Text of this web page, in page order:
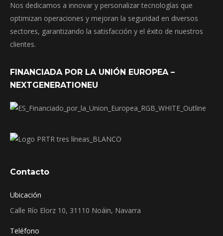
Nos dedicamos a innovar y personalizar tecnologías que
optimizan operaciones y mejoran la seguridad en diversos
sectores, garantizando la satisfacción y el éxito de nuestros
clientes.
FINANCIADA POR LA UNIÓN EUROPEA –
NEXTGENERATIONEU
Contacto
Ubicación
Calle Río Elorz 10, 31110 Noáin, Navarra
Teléfono